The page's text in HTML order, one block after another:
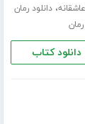
،دانلود رمان
دانلود کتاب